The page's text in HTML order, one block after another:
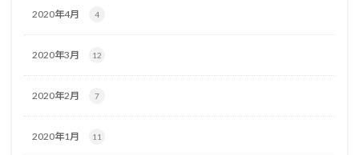
2020年4月 4
2020年3月 12
2020年2月 7
2020年1月 11